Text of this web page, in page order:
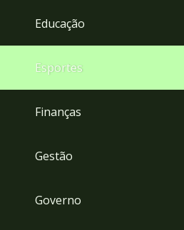
Educação
Esportes
Finanças
Gestão
Governo